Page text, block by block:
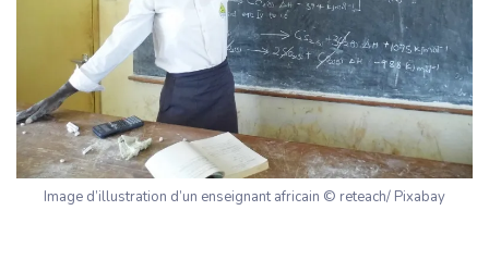
Image d’illustration d’un enseignant africain © reteach/ Pixabay